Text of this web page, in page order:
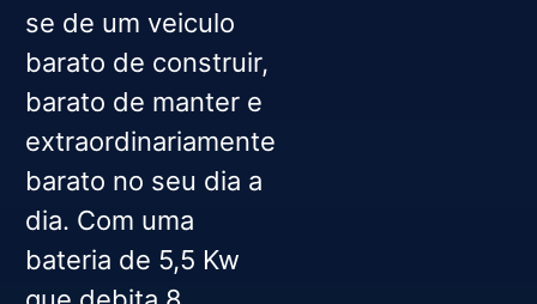
se de um veiculo
barato de construir,
barato de manter e
extraordinariamente
barato no seu dia a
dia. Com uma
bateria de 5,5 Kw